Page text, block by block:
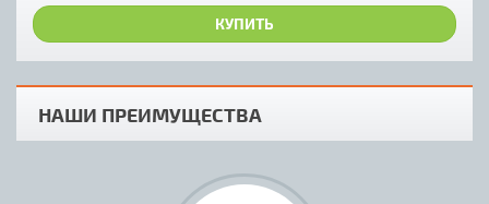
КУПИТЬ
НАШИ ПРЕИМУЩЕСТВА